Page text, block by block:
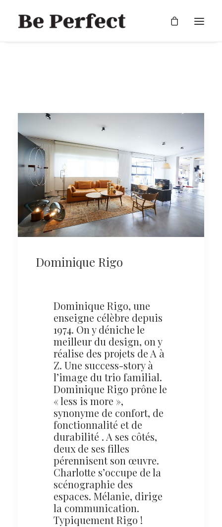
RECHERCHE
Dominique Rigo
Dominique Rigo, une
enseigne célèbre depuis
1974. On y déniche le
meilleur du design, on y
réalise des projets de A à
Z. Une success-story à
l’image du trio familial.
Dominique Rigo prône le
« less is more »,
synonyme de confort, de
fonctionnalité et de
durabilité . A ses côtés,
deux de ses filles
pérennisent son œuvre.
Charlotte s’occupe de la
scénographie des
espaces. Mélanie, dirige
la communication.
Typiquement Rigo !